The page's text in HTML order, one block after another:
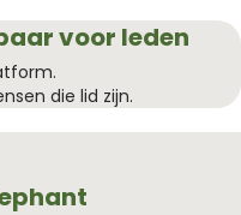
voor leden
die lid zijn.